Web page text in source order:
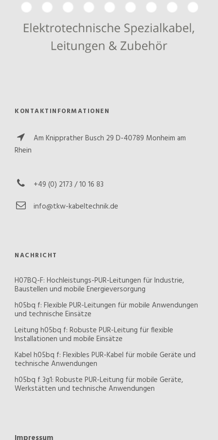
KONTAKTINFORMATIONEN
Am Knipprather Busch 29 D-40789 Monheim am
Rhein
+49 (0) 2173 / 10 16 83
info@tkw-kabeltechnik.de
NACHRICHT
H07BQ-F: Hochleistungs-PUR-Leitungen für Industrie,
Baustellen und mobile Energieversorgung
h05bq f: Flexible PUR-Leitungen für mobile Anwendungen
und technische Einsätze
Leitung h05bq f: Robuste PUR-Leitung für flexible
Installationen und mobile Einsätze
Kabel h05bq f: Flexibles PUR-Kabel für mobile Geräte und
technische Anwendungen
h05bq f 3g1: Robuste PUR-Leitung für mobile Geräte,
Werkstätten und technische Anwendungen